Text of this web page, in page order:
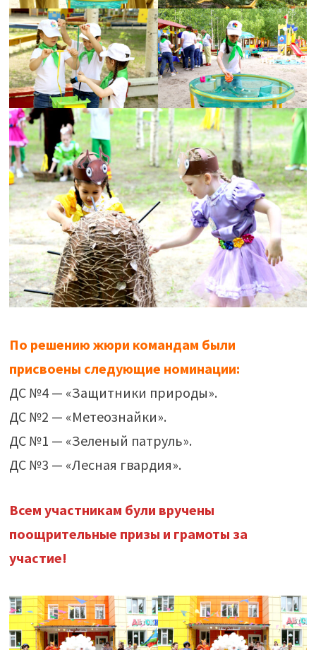
По решению жюри командам были
присвоены следующие номинации:
ДС №4 — «Защитники природы».
ДС №2 — «Метеознайки».
ДС №1 — «Зеленый патруль».
ДС №3 — «Лесная гвардия».
Всем участникам були вручены
поощрительные призы и грамоты за
участие!